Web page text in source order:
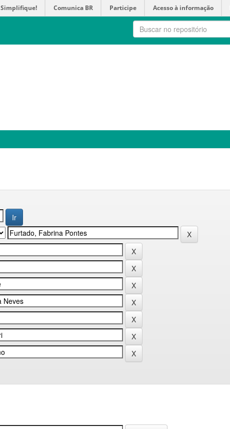
Simplifique! Comunica BR Participe Acesso à informação